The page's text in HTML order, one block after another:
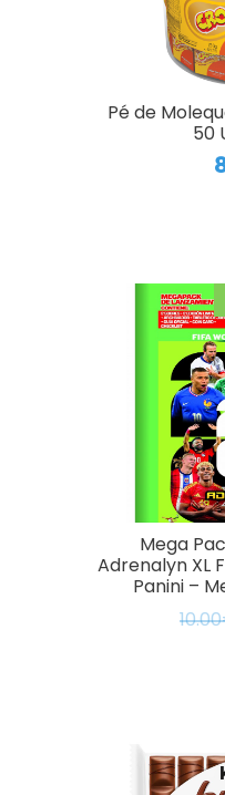
Pé de
50
Mega
Adrenalyn XL
Panini –